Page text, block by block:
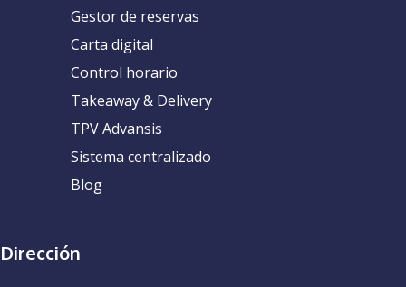
Gestor de reservas
Carta digital
Control horario
Takeaway & Delivery
TPV Advansis
Sistema centralizado
Blog
Dirección